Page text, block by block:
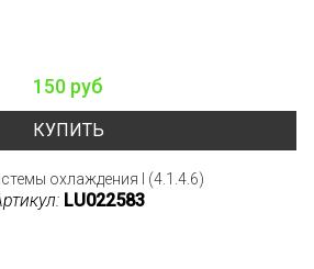
150 руб
КУПИТЬ
охлаждения I (4.1.4.6)
LU022583